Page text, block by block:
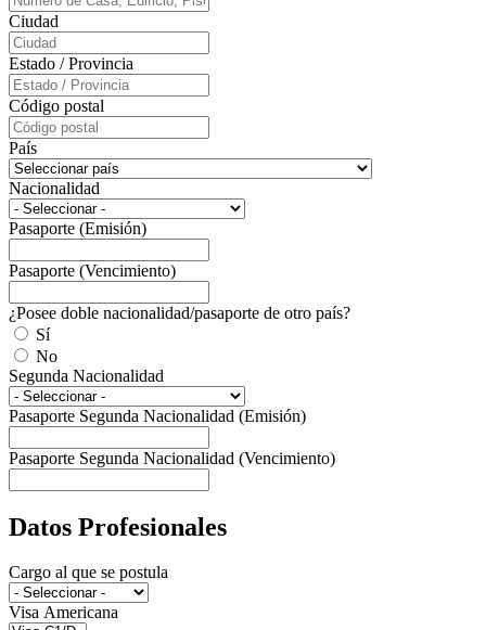
Ciudad
Estado / Provincia
Código postal
País
Nacionalidad
Pasaporte (Emisión)
Pasaporte (Vencimiento)
¿Posee doble nacionalidad/pasaporte de otro país?
Sí
No
Segunda Nacionalidad
Pasaporte Segunda Nacionalidad (Emisión)
Pasaporte Segunda Nacionalidad (Vencimiento)
Datos Profesionales
Cargo al que se postula
Visa Americana